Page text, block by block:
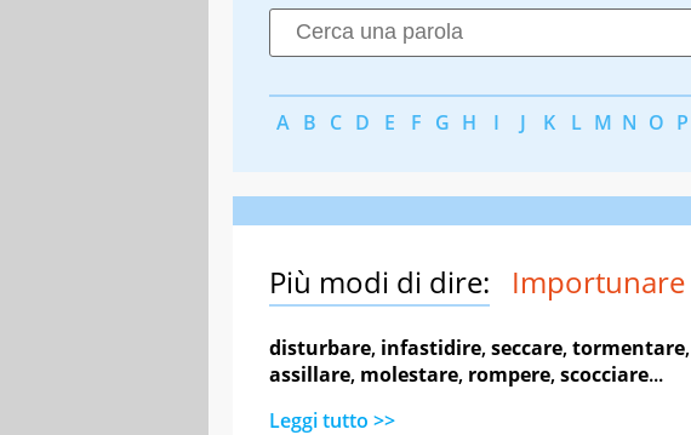
A B C D E F G H I J K L M N O P
Più modi di dire: Importunare
disturbare, infastidire,seccare,tormentare,
assillare, molestare, rompere,scocciare...
Leggi tutto >>